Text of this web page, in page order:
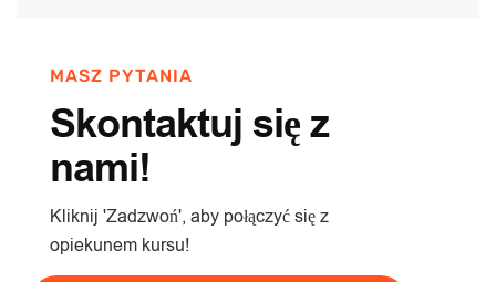
MASZ PYTANIA
Skontaktuj się z
nami!
Kliknij 'Zadzwoń', aby połączyć się z
opiekunem kursu!